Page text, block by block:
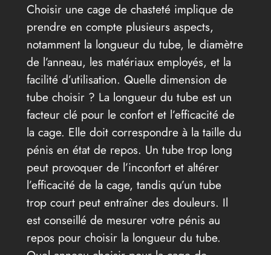
Choisir une cage de chasteté implique de
prendre en compte plusieurs aspects,
notamment la longueur du tube, le diamètre
de l’anneau, les matériaux employés, et la
facilité d’utilisation. Quelle dimension de
tube choisir ? La longueur du tube est un
facteur clé pour le confort et l’efficacité de
la cage. Elle doit correspondre à la taille du
pénis en état de repos. Un tube trop long
peut provoquer de l’inconfort et altérer
l’efficacité de la cage, tandis qu’un tube
trop court peut entraîner des douleurs. Il
est conseillé de mesurer votre pénis au
repos pour choisir la longueur du tube.